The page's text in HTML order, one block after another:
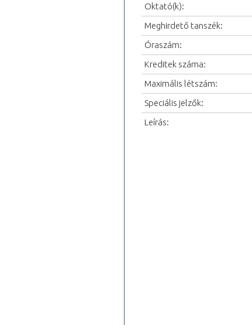
Oktató(k):
Meghirdető tanszék:
Óraszám:
Kreditek száma:
Maximális létszám:
Speciális jelzők:
Leírás: